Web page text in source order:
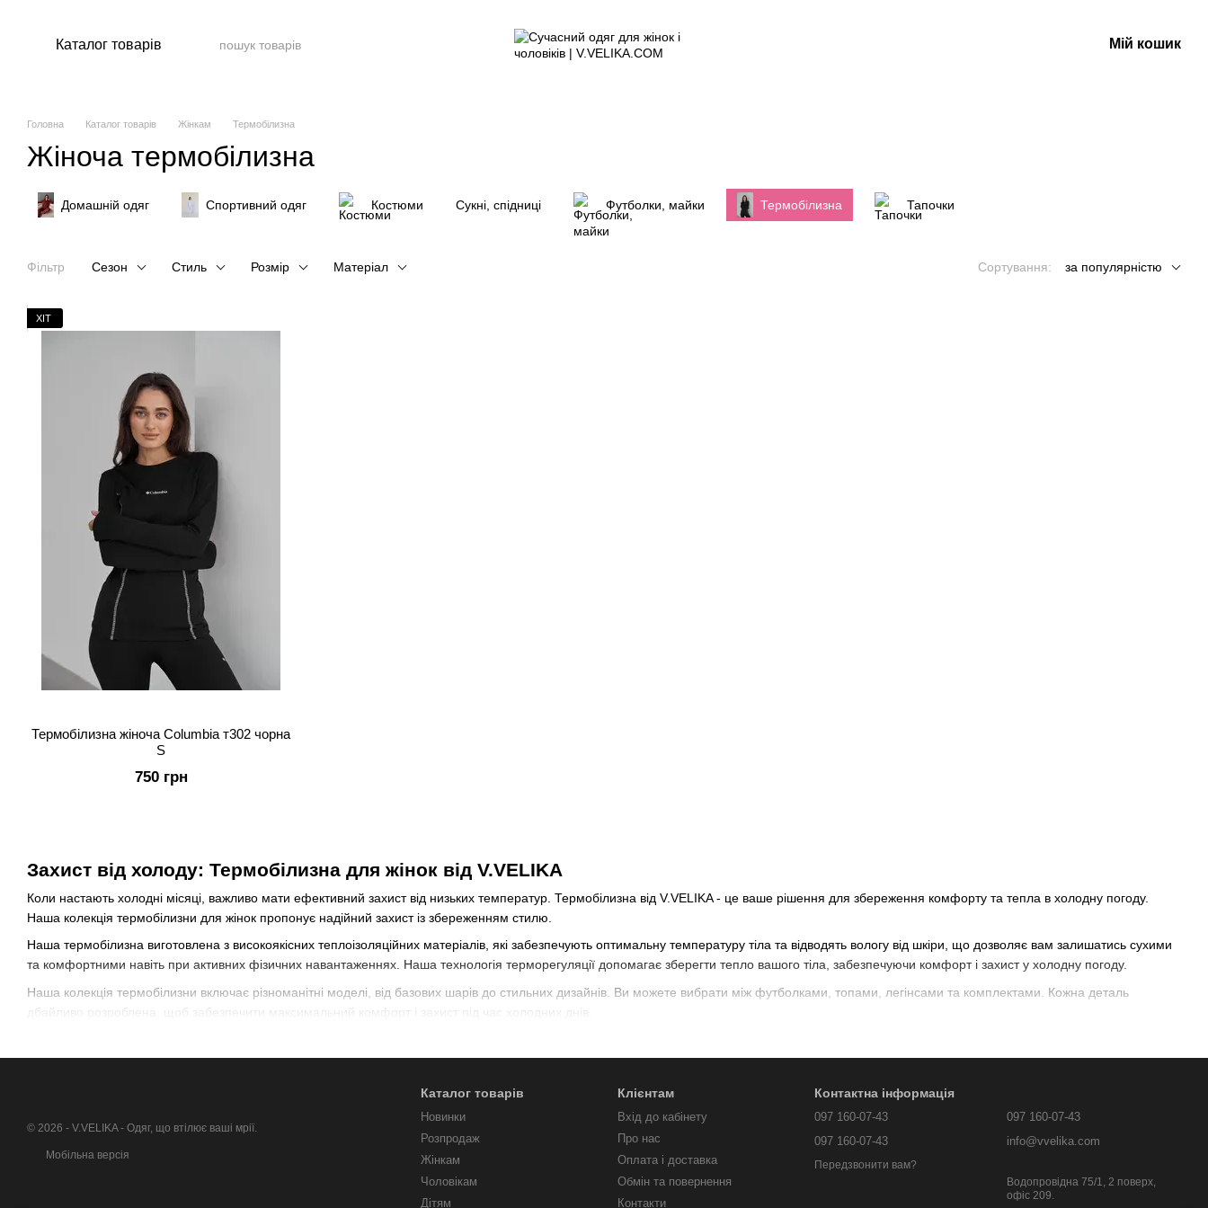
Каталог товарів Мій кошик
Головна Каталог товарів Жінкам Термобілизна
Жіноча термобілизна
Домашній одяг Спортивний одяг Костюми Сукні, спідниці Футболки, майки Термобілизна Тапочки
Фільтр Сезон Стиль Розмір Матеріал Сортування: за популярністю
Захист від холоду: Термобілизна для жінок від V.VELIKA
Коли настають холодні місяці, важливо мати ефективний захист від низьких температур. Термобілизна від V.VELIKA - це ваше рішення для збереження комфорту та тепла в холодну погоду.
Наша колекція термобілизни для жінок пропонує надійний захист із збереженням стилю.
Наша термобілизна виготовлена з високоякісних теплоізоляційних матеріалів, які забезпечують оптимальну температуру тіла та відводять вологу від шкіри, що дозволяє вам залишатись сухими
та комфортними навіть при активних фізичних навантаженнях. Наша технологія терморегуляції допомагає зберегти тепло вашого тіла, забезпечуючи комфорт і захист у холодну погоду.
Наша колекція термобілизни включає різноманітні моделі, від базових шарів до стильних дизайнів. Ви можете вибрати між футболками, топами, легінсами та комплектами. Кожна деталь
дбайливо розроблена, щоб забезпечити максимальний комфорт і захист під час холодних днів.
Збережіть тепло та комфорт у холодну пору року з термобілизною для жінок від V.VELIKA. Оберіть свої улюблені моделі та насолоджуйтеся зимовими пригодами без зайвого холоду.
ХІТ
Термобілизна жіноча Columbia т302 чорна
S
750 грн
© 2026 - V.VELIKA - Одяг, що втілює ваші мрії.
Мобільна версія
Каталог товарів
Новинки
Розпродаж
Жінкам
Чоловікам
Дітям
Клієнтам
Вхід до кабінету
Про нас
Оплата і доставка
Обмін та повернення
Контакти
Контактна інформація
097 160-07-43
097 160-07-43
Передзвонити вам?
097 160-07-43
info@vvelika.com
Водопровідна 75/1, 2 поверх,
офіс 209.